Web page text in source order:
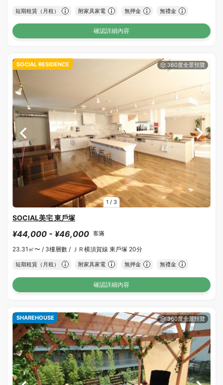
短期租賃（月租） 附家具家電 無押金 無禮金
確認詳細內容
1 / 3
SOCIAL RESIDENCE
SOCIAL美宅 東戶塚
¥44,000 - ¥46,000 客滿
23.31㎡〜 / 3樓層數 / ＪＲ横須賀線 東戶塚 20分
短期租賃（月租） 附家具家電 無押金 無禮金
確認詳細內容
SHAREHOUSE